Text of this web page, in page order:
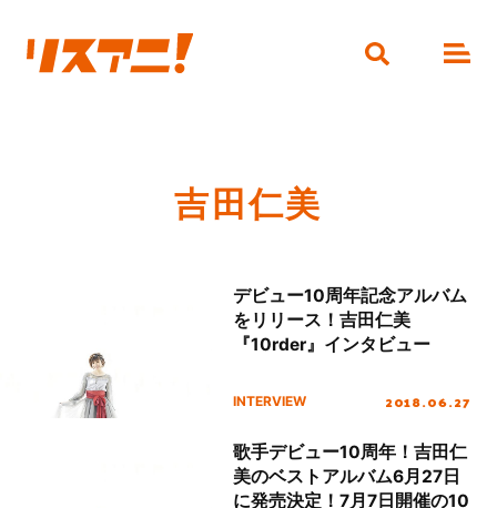
吉田仁美
デビュー10周年記念アルバム
をリリース！吉田仁美
『10rder』インタビュー
INTERVIEW 2018.06.27
歌手デビュー10周年！吉田仁
美のベストアルバム6月27日
に発売決定！7月7日開催の10